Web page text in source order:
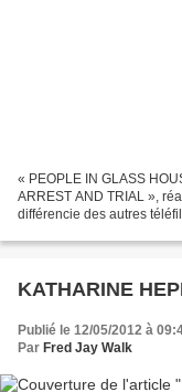
« PEOPLE IN GLASS
ARREST AND TRIAL »,
différencie des autres
KATHARINE
Publié le 12/05/2012 à
Par Fred Jay Walk